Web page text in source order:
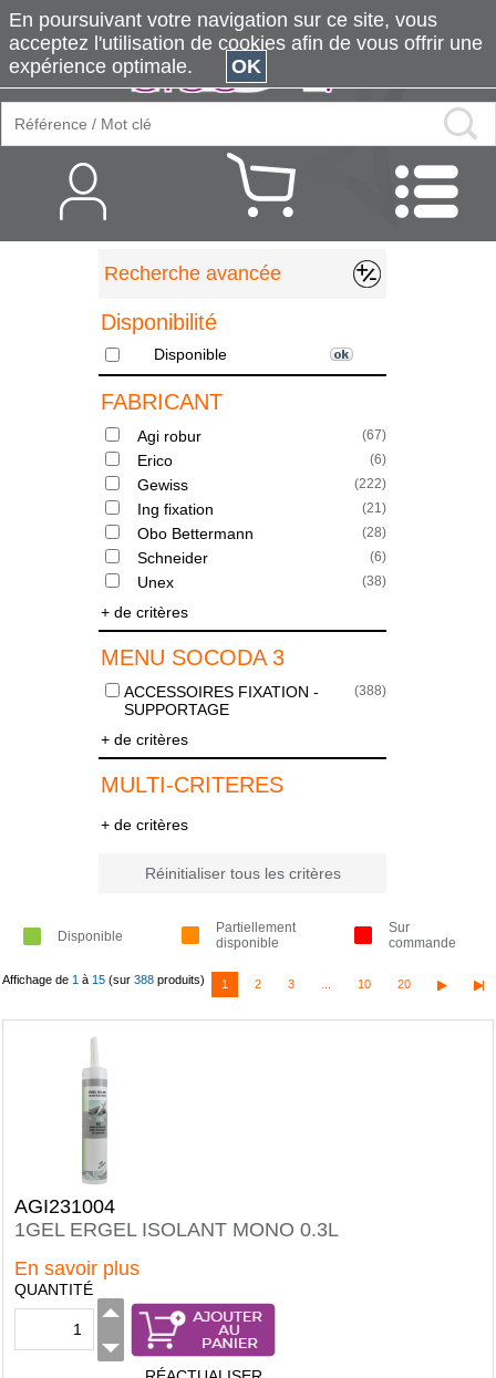
Recherche avancée
Disponibilité
Disponible
FABRICANT
Agi robur (67)
Erico (6)
Gewiss (222)
Ing fixation (21)
Obo Bettermann (28)
Schneider (6)
Unex (38)
+ de critères
MENU SOCODA 3
ACCESSOIRES FIXATION -
SUPPORTAGE
(388)
+ de critères
MULTI-CRITERES
+ de critères
Réinitialiser tous les critères
Disponible
Partiellement
disponible
Sur
commande
Affichage de 1 à 15 (sur 388 produits) 1 2 3 10 20
AGI231004
1GEL ERGEL ISOLANT MONO 0.3L
En savoir plus
QUANTITÉ
En poursuivant votre navigation sur ce site, vous
acceptez l'utilisation de cookies afin de vous offrir une
expérience optimale.
OK